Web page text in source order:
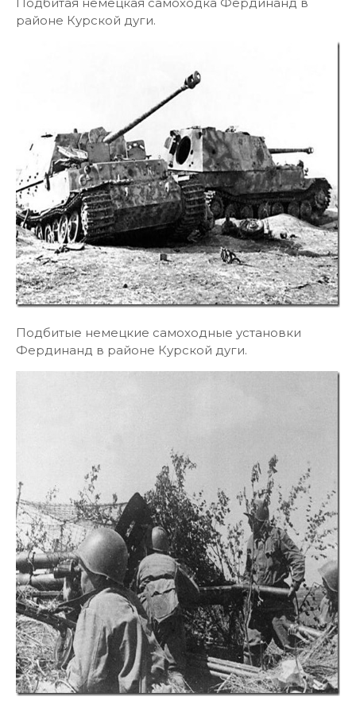
районе Курской дуги.
Подбитые немецкие самоходные установки
Фердинанд в районе Курской дуги.